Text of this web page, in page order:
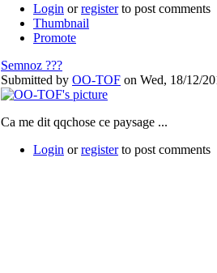
Login orregisterto post comments
Thumbnail
Promote
Semnoz ???
Submitted by OO-TOF on Wed, 18/12/
Ca me dit qqchose ce paysage ...
Login orregisterto post comments